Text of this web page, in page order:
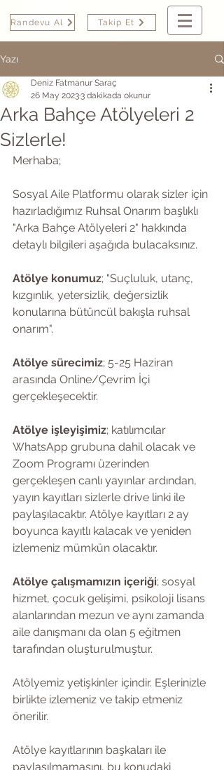
Randevu Al Takip Et
Yazı
Arka Bahçe Atölyeleri 2
Sizlerle!
Deniz Fatmanur Saraç
26 May 20233 dakikada okunur
Merhaba;
Sosyal Aile Platformu olarak sizler için
hazırladığımız Ruhsal Onarım başlıklı
"Arka Bahçe Atölyeleri 2" hakkında
detaylı bilgileri aşağıda bulacaksınız.
Atölye konumuz; "Suçluluk, utanç,
kızgınlık, yetersizlik, değersizlik
konularına bütüncül bakışla ruhsal
onarım".
Atölye sürecimiz; 5-25 Haziran
arasında Online/Çevrim İçi
gerçekleşecektir.
Atölye işleyişimiz; katılımcılar
WhatsApp grubuna dahil olacak ve
Zoom Programı üzerinden
gerçekleşen canlı yayınlar ardından,
yayın kayıtları sizlerle drive linki ile
paylaşılacaktır. Atölye kayıtları 2 ay
boyunca kayıtlı kalacak ve yeniden
izlemeniz mümkün olacaktır.
Atölye çalışmamızın içeriği; sosyal
hizmet, çocuk gelişimi, psikoloji lisans
alanlarından mezun ve aynı zamanda
aile danışmanı da olan 5 eğitmen
tarafından oluşturulmuştur.
Atölyemiz yetişkinler içindir. Eşlerinizle
birlikte izlemeniz ve takip etmeniz
önerilir.
Atölye kayıtlarının başkaları ile
paylaşılmamasını, bu konudaki